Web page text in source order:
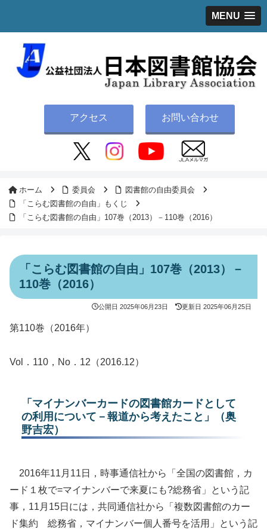
MENU
アクセス お問い合わせ
ホーム 委員会
図書館の自由委員会
「こらむ図書館の自由」もくじ
「こらむ図書館の自由」107巻（2013）－110巻（2016）
「こらむ図書館の自由」107巻（2013）－
110巻（2016）
公開日 2025年06月23日 更新日 2025年06月25日
第110巻（2016年）
Vol．110，No．12（2016.12）
「マイナンバーカードの図書館カードとして
の利用について－報道から考えたこと」（奥
野吉宏）
2016年11月11日，時事通信社から「全国の図書館，カ
ード１枚で=マイナンバーで来夏にも?総務省」という記
事，11月15日には，共同通信社から「複数図書館のカー
ド集約 総務省，マイナンバー個人番号を活用」という記